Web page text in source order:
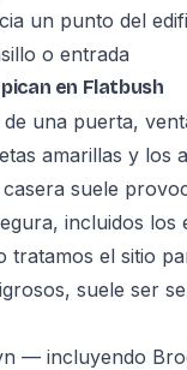
un punto del
o entrada
en Flatbush
una puerta,
amarillas y los
suele
incluidos los
el sitio
suele ser
— incluyendo